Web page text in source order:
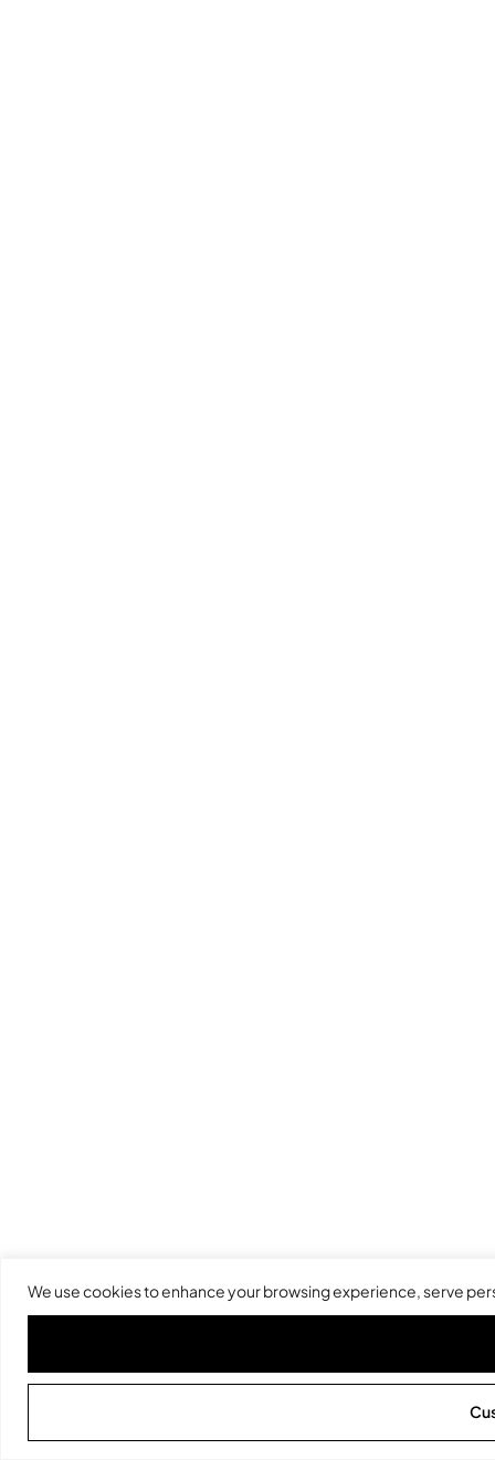
We use cookies to enhance your browsing experience, serve